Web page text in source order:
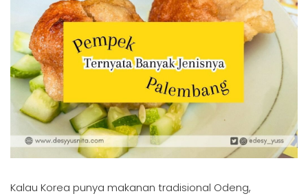
Kalau Korea punya makanan tradisional Odeng,